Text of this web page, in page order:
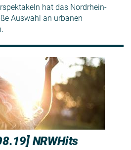
hat das Nordrhein-
Auswahl an urbanen
NRWHits